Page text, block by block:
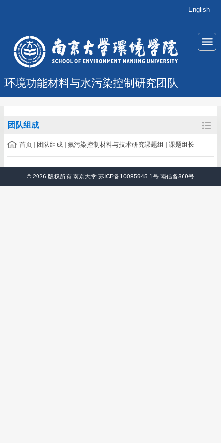
English
环境功能材料与水污染控制研究团队
团队组成
首页 团队组成 氟污染控制材料与技术研究课题组 课题组长
© 2026 版权所有 南京大学 苏ICP备10085945-1号 南信备369号